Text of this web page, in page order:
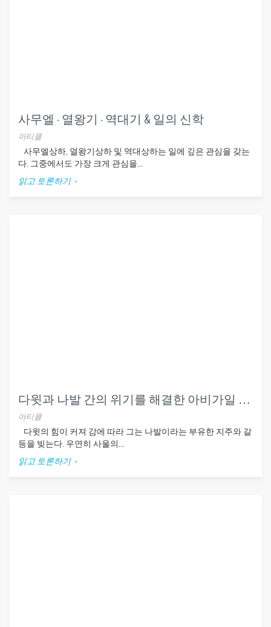
사무엘 · 열왕기 · 역대기 & 일의 신학
아티클
사무엘상하, 열왕기상하 및 역대상하는 일에 깊은 관심을 갖는
다. 그중에서도 가장 크게 관심을...
읽고 토론하기
다윗과 나발 간의 위기를 해결한 아비가일 (삼상25장)
아티클
다윗의 힘이 커져 감에 따라 그는 나발이라는 부유한 지주와 갈
등을 빚는다. 우연히 사울의...
읽고 토론하기